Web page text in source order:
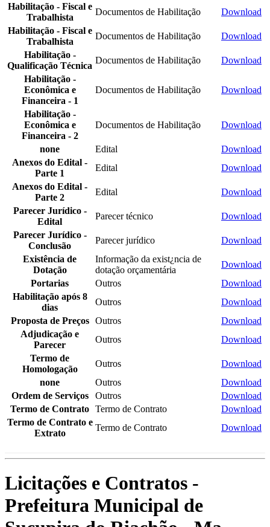
Habilitação - Fiscal e
Trabalhista
Documentos de Habilitação
Download
Habilitação - Fiscal e
Trabalhista
Documentos de Habilitação
Download
Habilitação -
Qualificação Técnica
Documentos de Habilitação
Download
Habilitação -
Econômica e
Financeira - 1
Documentos de Habilitação Download
Habilitação -
Econômica e
Financeira - 2
Documentos de Habilitação Download
none Edital
Download
Anexos do Edital -
Parte 1
Edital
Download
Anexos do Edital -
Parte 2
Edital
Download
Parecer Jurídico -
Edital
Parecer técnico
Download
Parecer Jurídico -
Conclusão
Parecer jurídico
Download
Existência de
Dotação
Informação da exist¿ncia de
dotação orçamentária
Download
Portarias
Outros
Download
Habilitação após 8
dias
Outros
Download
Proposta de Preços
Outros
Download
Adjudicação e
Parecer
Outros
Download
Termo de
Homologação
Outros
Download
none
Outros
Download
Ordem de Serviços
Outros
Download
Termo de Contrato Termo de Contrato
Download
Termo de Contrato e
Extrato
Termo de Contrato Download
Licitações e Contratos -
Prefeitura Municipal de